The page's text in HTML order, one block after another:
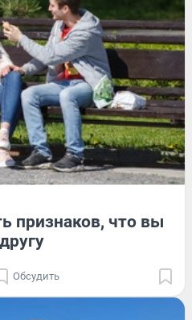
признаков, что вы
Обсудить